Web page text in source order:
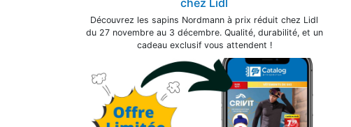
chez Lidl
Découvrez les sapins Nordmann à prix réduit chez Lidl
du 27 novembre au 3 décembre. Qualité, durabilité, et un
cadeau exclusif vous attendent !